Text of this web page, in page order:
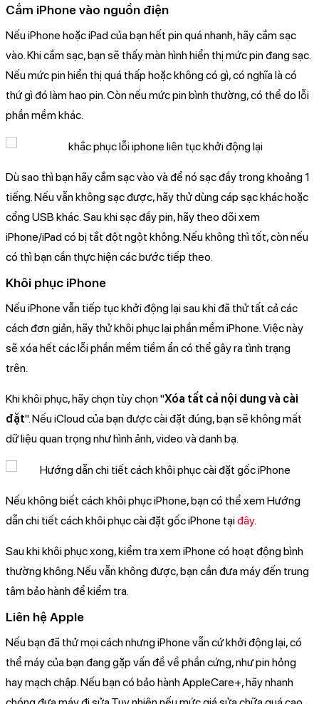
Cắm iPhone vào nguồn điện
Nếu iPhone hoặc iPad của bạn hết pin quá nhanh, hãy cắm sạc
vào. Khi cắm sạc, bạn sẽ thấy màn hình hiển thị mức pin đang sạc.
Nếu mức pin hiển thị quá thấp hoặc không có gì, có nghĩa là có
thứ gì đó làm hao pin. Còn nếu mức pin bình thường, có thể do lỗi
phần mềm khác.
Dù sao thì bạn hãy cắm sạc vào và để nó sạc đầy trong khoảng 1
tiếng. Nếu vẫn không sạc được, hãy thử dùng cáp sạc khác hoặc
cổng USB khác. Sau khi sạc đầy pin, hãy theo dõi xem
iPhone/iPad có bị tắt đột ngột không. Nếu không thì tốt, còn nếu
có thì bạn cần thực hiện các bước tiếp theo.
Khôi phục iPhone
Nếu iPhone vẫn tiếp tục khởi động lại sau khi đã thử tất cả các
cách đơn giản, hãy thử khôi phục lại phần mềm iPhone. Việc này
sẽ xóa hết các lỗi phần mềm tiềm ẩn có thể gây ra tình trạng
trên.
Khi khôi phục, hãy chọn tùy chọn "Xóa tất cả nội dung và cài
đặt". Nếu iCloud của bạn được cài đặt đúng, bạn sẽ không mất
dữ liệu quan trọng như hình ảnh, video và danh bạ.
Nếu không biết cách khôi phục iPhone, bạn có thể xem Hướng
dẫn chi tiết cách khôi phục cài đặt gốc iPhone tạiđây.
Sau khi khôi phục xong, kiểm tra xem iPhone có hoạt động bình
thường không. Nếu vẫn không được, bạn cần đưa máy đến trung
tâm bảo hành để kiểm tra.
Liên hệ Apple
Nếu bạn đã thử mọi cách nhưng iPhone vẫn cứ khởi động lại, có
thể máy của bạn đang gặp vấn đề về phần cứng, như pin hỏng
hay mạch chập. Nếu bạn có bảo hành AppleCare+, hãy nhanh